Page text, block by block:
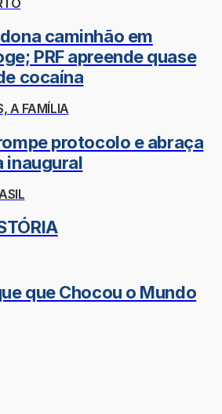
caminhão em
PRF apreende quase
cocaína
A FAMÍLIA
protocolo e abraça
inaugural
que Chocou o Mundo